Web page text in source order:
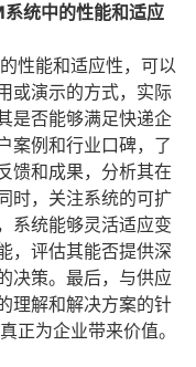
统中的性能和适应
性能和适应性，可以
或演示的方式，实际
是否能够满足快递企
案例和行业口碑，了
馈和成果，分析其在
时，关注系统的可扩
系统能够灵活适应变
，评估其能否提供深
决策。最后，与供应
理解和解决方案的针
正为企业带来价值。